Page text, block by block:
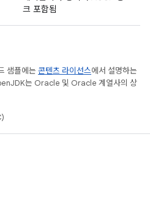
크 포함됨
샘플에는 콘텐츠 라이선스에서 설명하는
는 Oracle 및 Oracle 계열사의 상